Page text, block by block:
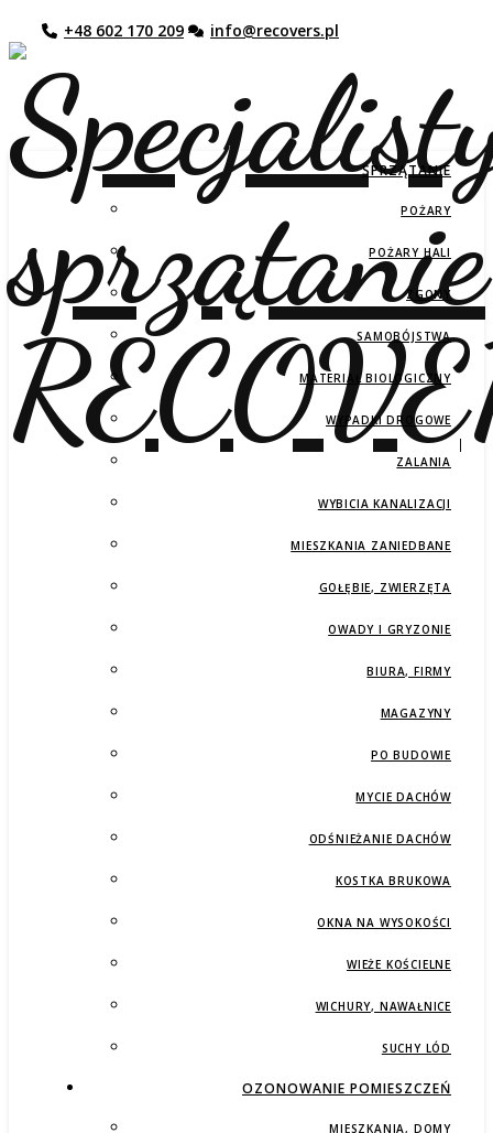
SPRZĄTANIE
POŻARY
POŻARY HALI
ZGONY
SAMOBÓJSTWA
MATERIAŁ BIOLOGICZNY
WYPADKI DROGOWE
ZALANIA
WYBICIA KANALIZACJI
MIESZKANIA ZANIEDBANE
GOŁĘBIE, ZWIERZĘTA
OWADY I GRYZONIE
BIURA, FIRMY
MAGAZYNY
PO BUDOWIE
MYCIE DACHÓW
ODŚNIEŻANIE DACHÓW
KOSTKA BRUKOWA
OKNA NA WYSOKOŚCI
WIEŻE KOŚCIELNE
WICHURY, NAWAŁNICE
SUCHY LÓD
OZONOWANIE POMIESZCZEŃ
MIESZKANIA, DOMY